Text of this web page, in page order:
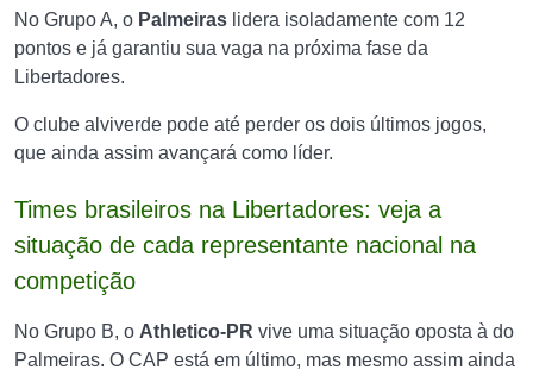
No Grupo A, o Palmeiras lidera isoladamente com 12
pontos e já garantiu sua vaga na próxima fase da
Libertadores.
O clube alviverde pode até perder os dois últimos jogos,
que ainda assim avançará como líder.
Times brasileiros na Libertadores: veja a
situação de cada representante nacional na
competição
No Grupo B, o Athletico-PR vive uma situação oposta à do
Palmeiras. O CAP está em último, mas mesmo assim ainda